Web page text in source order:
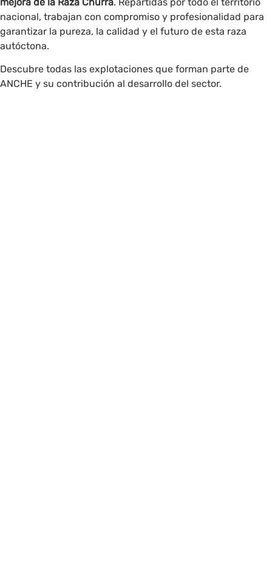
nacional, trabajan con compromiso y profesionalidad para
garantizar la pureza, la calidad y el futuro de esta raza
autóctona.
Descubre todas las explotaciones que forman parte de
ANCHE y su contribución al desarrollo del sector.